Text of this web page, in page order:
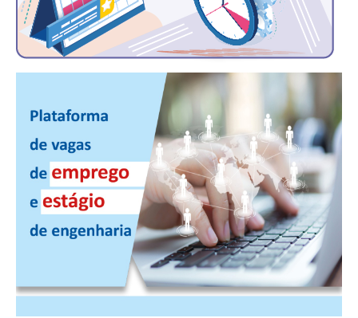
CURSOS
ENGENHEIRO EMPREENDEDOR
PLATAFORMAS GRATUITAS
BENEFÍCIOS
APOSENTADORIA
SEESPPREV